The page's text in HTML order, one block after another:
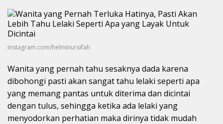
instagram.com/helminursifah
Wanita yang pernah tahu sesaknya dada karena
dibohongi pasti akan sangat tahu lelaki seperti apa
yang memang pantas untuk diterima dan dicintai
dengan tulus, sehingga ketika ada lelaki yang
menyodorkan perhatian maka dirinya tidak mudah